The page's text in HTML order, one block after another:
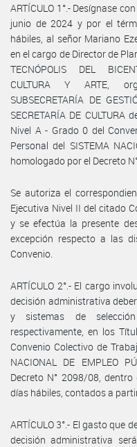
ARTÍCULO 1°.- Desígnase
junio de 2024 y por el
hábiles, al señor Mariano
en el cargo de Director de
TECNÓPOLIS DEL
CULTURA Y ARTE,
SUBSECRETARÍA DE
SECRETARÍA DE CULTURA
Nivel A - Grado 0 del
Personal del SISTEMA
homologado por el Decreto
Se autoriza el
Ejecutiva Nivel II del citado
y se efectúa la presente
excepción respecto a las
Convenio.
ARTÍCULO 2°.- El cargo
decisión administrativa
y sistemas de
respectivamente, en los
Convenio Colectivo de
NACIONAL DE EMPLEO
Decreto N° 2098/08, dentro
días hábiles, contados a
ARTÍCULO 3°.- El gasto que
decisión administrativa